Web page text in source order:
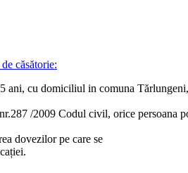
căsătorie:
cu domiciliul in comuna
/2009 Codul civil, orice persoana
dovezilor pe care se